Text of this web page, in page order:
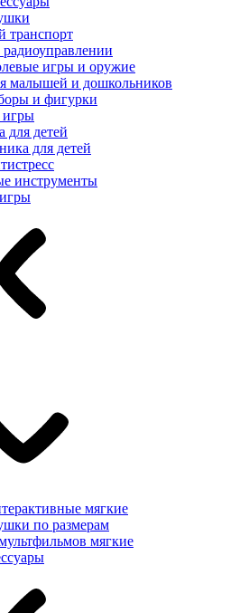
транспорт
игры и оружие
малышей и дошкольников
и фигурки
игры
для детей
для детей
инструменты
мягкие
по размерам
мягкие